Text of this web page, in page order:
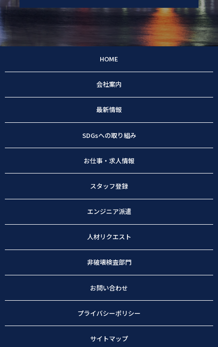
HOME
会社案内
最新情報
SDGsへの取り組み
お仕事・求人情報
スタッフ登録
エンジニア派遣
人材リクエスト
非破壊検査部門
お問い合わせ
プライバシーポリシー
サイトマップ